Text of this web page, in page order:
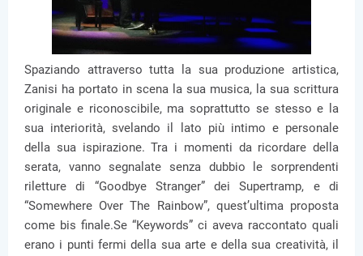
Spaziando attraverso tutta la sua produzione artistica,
Zanisi ha portato in scena la sua musica, la sua scrittura
originale e riconoscibile, ma soprattutto se stesso e la
sua interiorità, svelando il lato più intimo e personale
della sua ispirazione. Tra i momenti da ricordare della
serata, vanno segnalate senza dubbio le sorprendenti
riletture di “Goodbye Stranger” dei Supertramp, e di
“Somewhere Over The Rainbow”, quest’ultima proposta
come bis finale.Se “Keywords” ci aveva raccontato quali
erano i punti fermi della sua arte e della sua creatività, il